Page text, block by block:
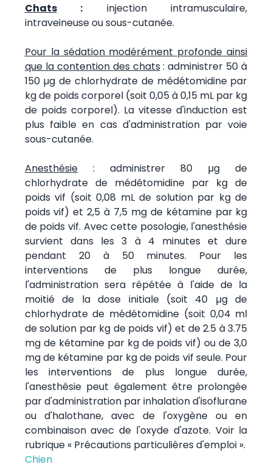
Chats: injection intramusculaire,
intraveineuse ou sous-cutanée.
Pour la sédation modérément profonde ainsi
que la contention des chats : administrer 50 à
150 µg de chlorhydrate de médétomidine par
kg de poids corporel (soit 0,05 à 0,15 mL par kg
de poids corporel). La vitesse d'induction est
plus faible en cas d'administration par voie
sous-cutanée.
Anesthésie: administrer 80 µg de
chlorhydrate de médétomidine par kg de
poids vif (soit 0,08 mL de solution par kg de
poids vif) et 2,5 à 7,5 mg de kétamine par kg
de poids vif. Avec cette posologie, l'anesthésie
survient dans les 3 à 4 minutes et dure
pendant 20 à 50 minutes. Pour les
interventions de plus longue durée,
l'administration sera répétée à l'aide de la
moitié de la dose initiale (soit 40 µg de
chlorhydrate de médétomidine (soit 0,04 ml
de solution par kg de poids vif) et de 2.5 à 3.75
mg de kétamine par kg de poids vif) ou de 3,0
mg de kétamine par kg de poids vif seule. Pour
les interventions de plus longue durée,
l'anesthésie peut également être prolongée
par d'administration par inhalation d'isoflurane
ou d'halothane, avec de l'oxygène ou en
combinaison avec de l'oxyde d'azote. Voir la
rubrique « Précautions particulières d'emploi ».
Chien